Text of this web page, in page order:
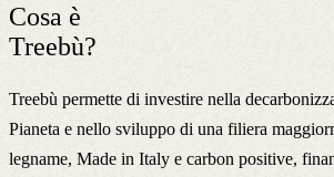
Cosa è
Treebù?
Treebù permette di investire nella
Pianeta e nello sviluppo di una filiera
legname, Made in Italy e carbon positive,